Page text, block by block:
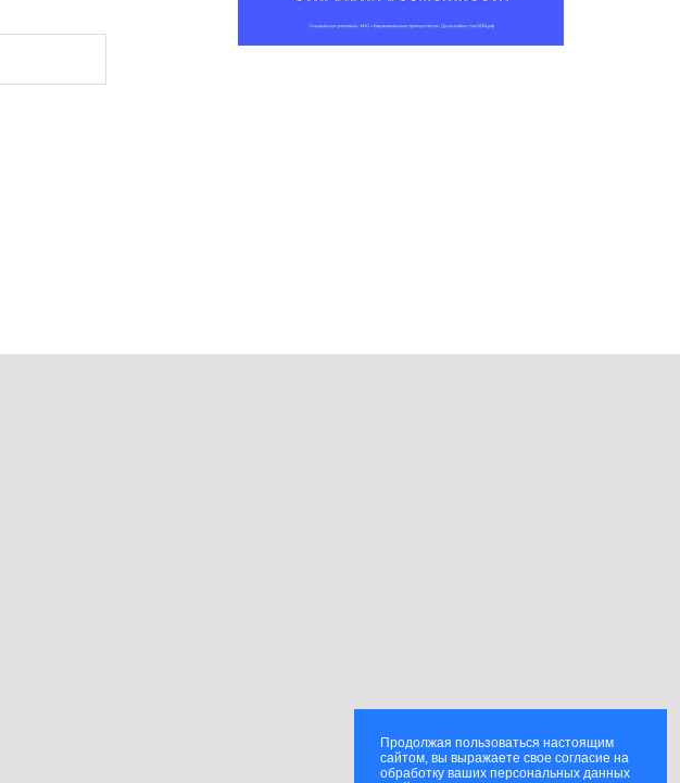
Продолжая пользоваться настоящим
сайтом, вы выражаете свое согласие на
обработку ваших персональных данных